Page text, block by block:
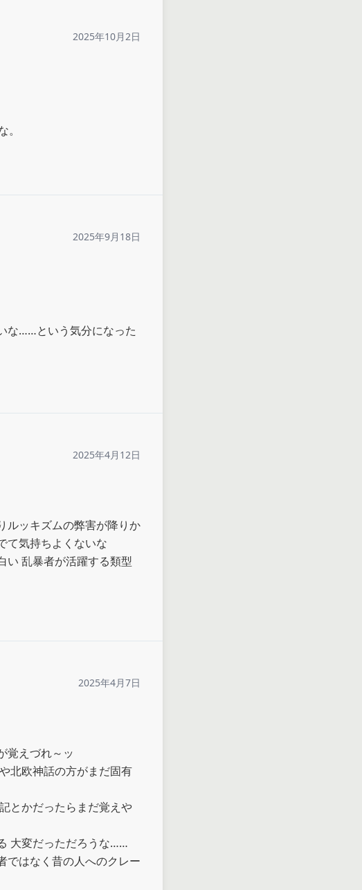
2025年10月2日
2025年9月18日
な……という気分になった
2025年4月12日
ルッキズムの弊害が降りか
て気持ちよくないな
い 乱暴者が活躍する類型
2025年4月7日
覚えづれ～ッ
北欧神話の方がまだ固有
とかだったらまだ覚えや
大変だっただろうな……
ではなく昔の人へのクレー